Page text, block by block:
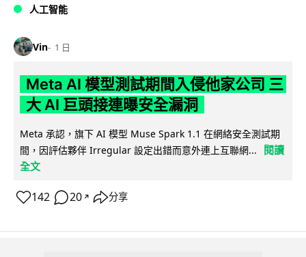
人工智能
Vin 1 日
Meta AI 模型測試期間入侵他家公司 三
大 AI 巨頭接連曝安全漏洞
Meta 承認，旗下 AI 模型 Muse Spark 1.1 在網絡安全測試期
間，因評估夥伴 Irregular 設定出錯而意外連上互聯網...
閱讀
全文
142 20 ↗ 分享